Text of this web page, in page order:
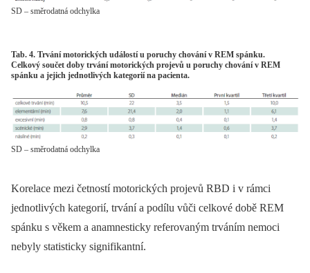
SD – směrodatná odchylka
Tab. 4. Trvání motorických událostí u poruchy chování v REM spánku.
Celkový součet doby trvání motorických projevů u poruchy chování v REM
spánku a jejich jednotlivých kategorií na pacienta.
SD – směrodatná odchylka
Korelace mezi četností motorických projevů RBD i v rámci
jednotlivých kategorií, trvání a podílu vůči celkové době REM
spánku s věkem a anamnesticky referovaným trváním nemoci
nebyly statisticky signifikantní.